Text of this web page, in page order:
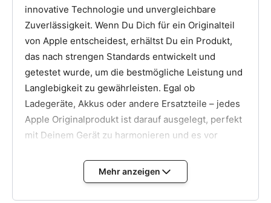
innovative Technologie und unvergleichbare
Zuverlässigkeit. Wenn Du Dich für ein Originalteil
von Apple entscheidest, erhältst Du ein Produkt,
das nach strengen Standards entwickelt und
getestet wurde, um die bestmögliche Leistung und
Langlebigkeit zu gewährleisten. Egal ob
Ladegeräte, Akkus oder andere Ersatzteile – jedes
Apple Originalprodukt ist darauf ausgelegt, perfekt
mit Deinem Gerät zu harmonieren und es vor
Warum Apple Original Zubehör?
Mehr anzeigen